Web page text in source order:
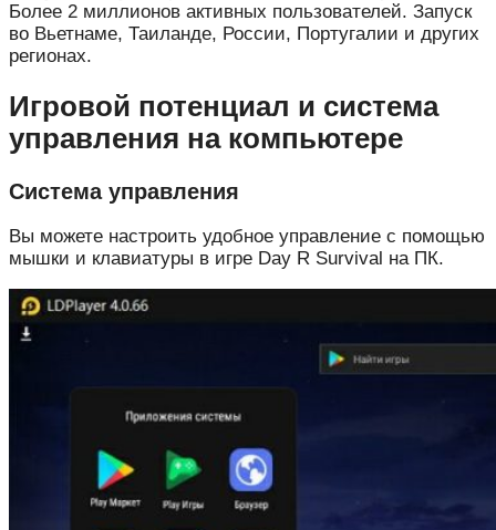
Более 2 миллионов активных пользователей. Запуск
во Вьетнаме, Таиланде, России, Португалии и других
регионах.
Игровой потенциал и система
управления на компьютере
Система управления
Вы можете настроить удобное управление с помощью
мышки и клавиатуры в игре Day R Survival на ПК.